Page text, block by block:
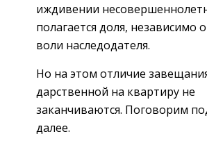
иждивении
полагается доля, независимо
воли наследодателя.
Но на этом отличие
дарственной на квартиру не
заканчиваются. Поговорим
далее.